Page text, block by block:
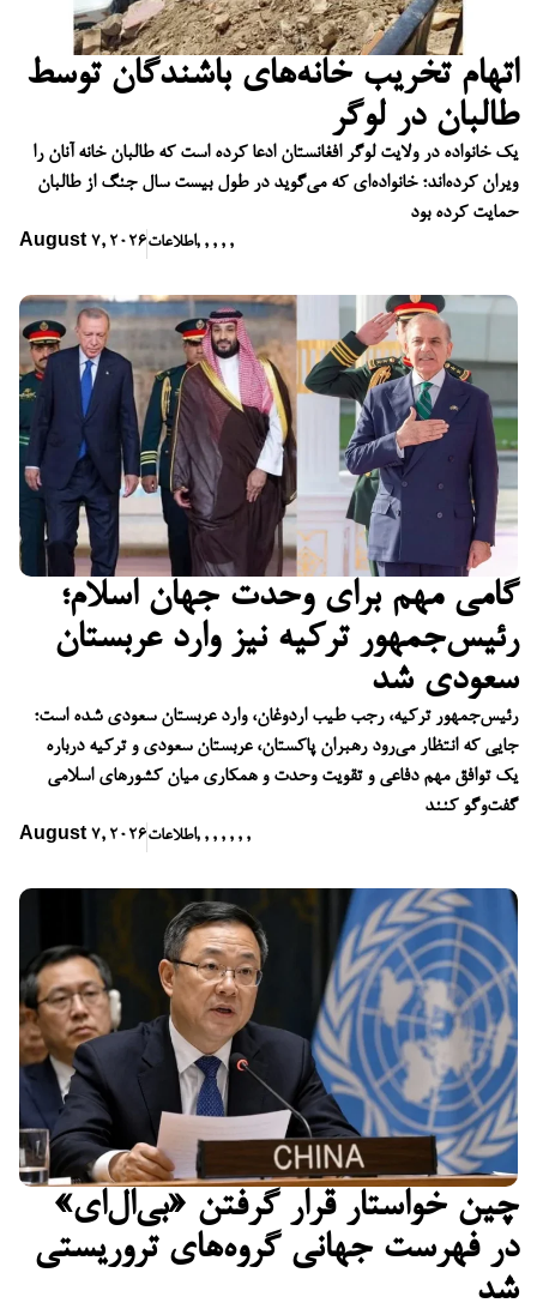
اتهام تخریب خانه‌های باشندگان توسط
طالبان در لوگر
یک خانواده در ولایت لوگر افغانستان ادعا کرده است که طالبان خانه آنان را
ویران کرده‌اند؛ خانواده‌ای که می‌گوید در طول بیست سال جنگ از طالبان
حمایت کرده بود
August 7, 2026اطلاعات, , , , ,
گامی مهم برای وحدت جهان اسلام؛
رئیس‌جمهور ترکیه نیز وارد عربستان
سعودی شد
رئیس‌جمهور ترکیه، رجب طیب اردوغان، وارد عربستان سعودی شده است؛
جایی که انتظار می‌رود رهبران پاکستان، عربستان سعودی و ترکیه درباره
یک توافق مهم دفاعی و تقویت وحدت و همکاری میان کشورهای اسلامی
گفت‌وگو کنند
August 7, 2026اطلاعات, , , , , , ,
چین خواستار قرار گرفتن «بی‌ال‌ای»
در فهرست جهانی گروه‌های تروریستی
شد